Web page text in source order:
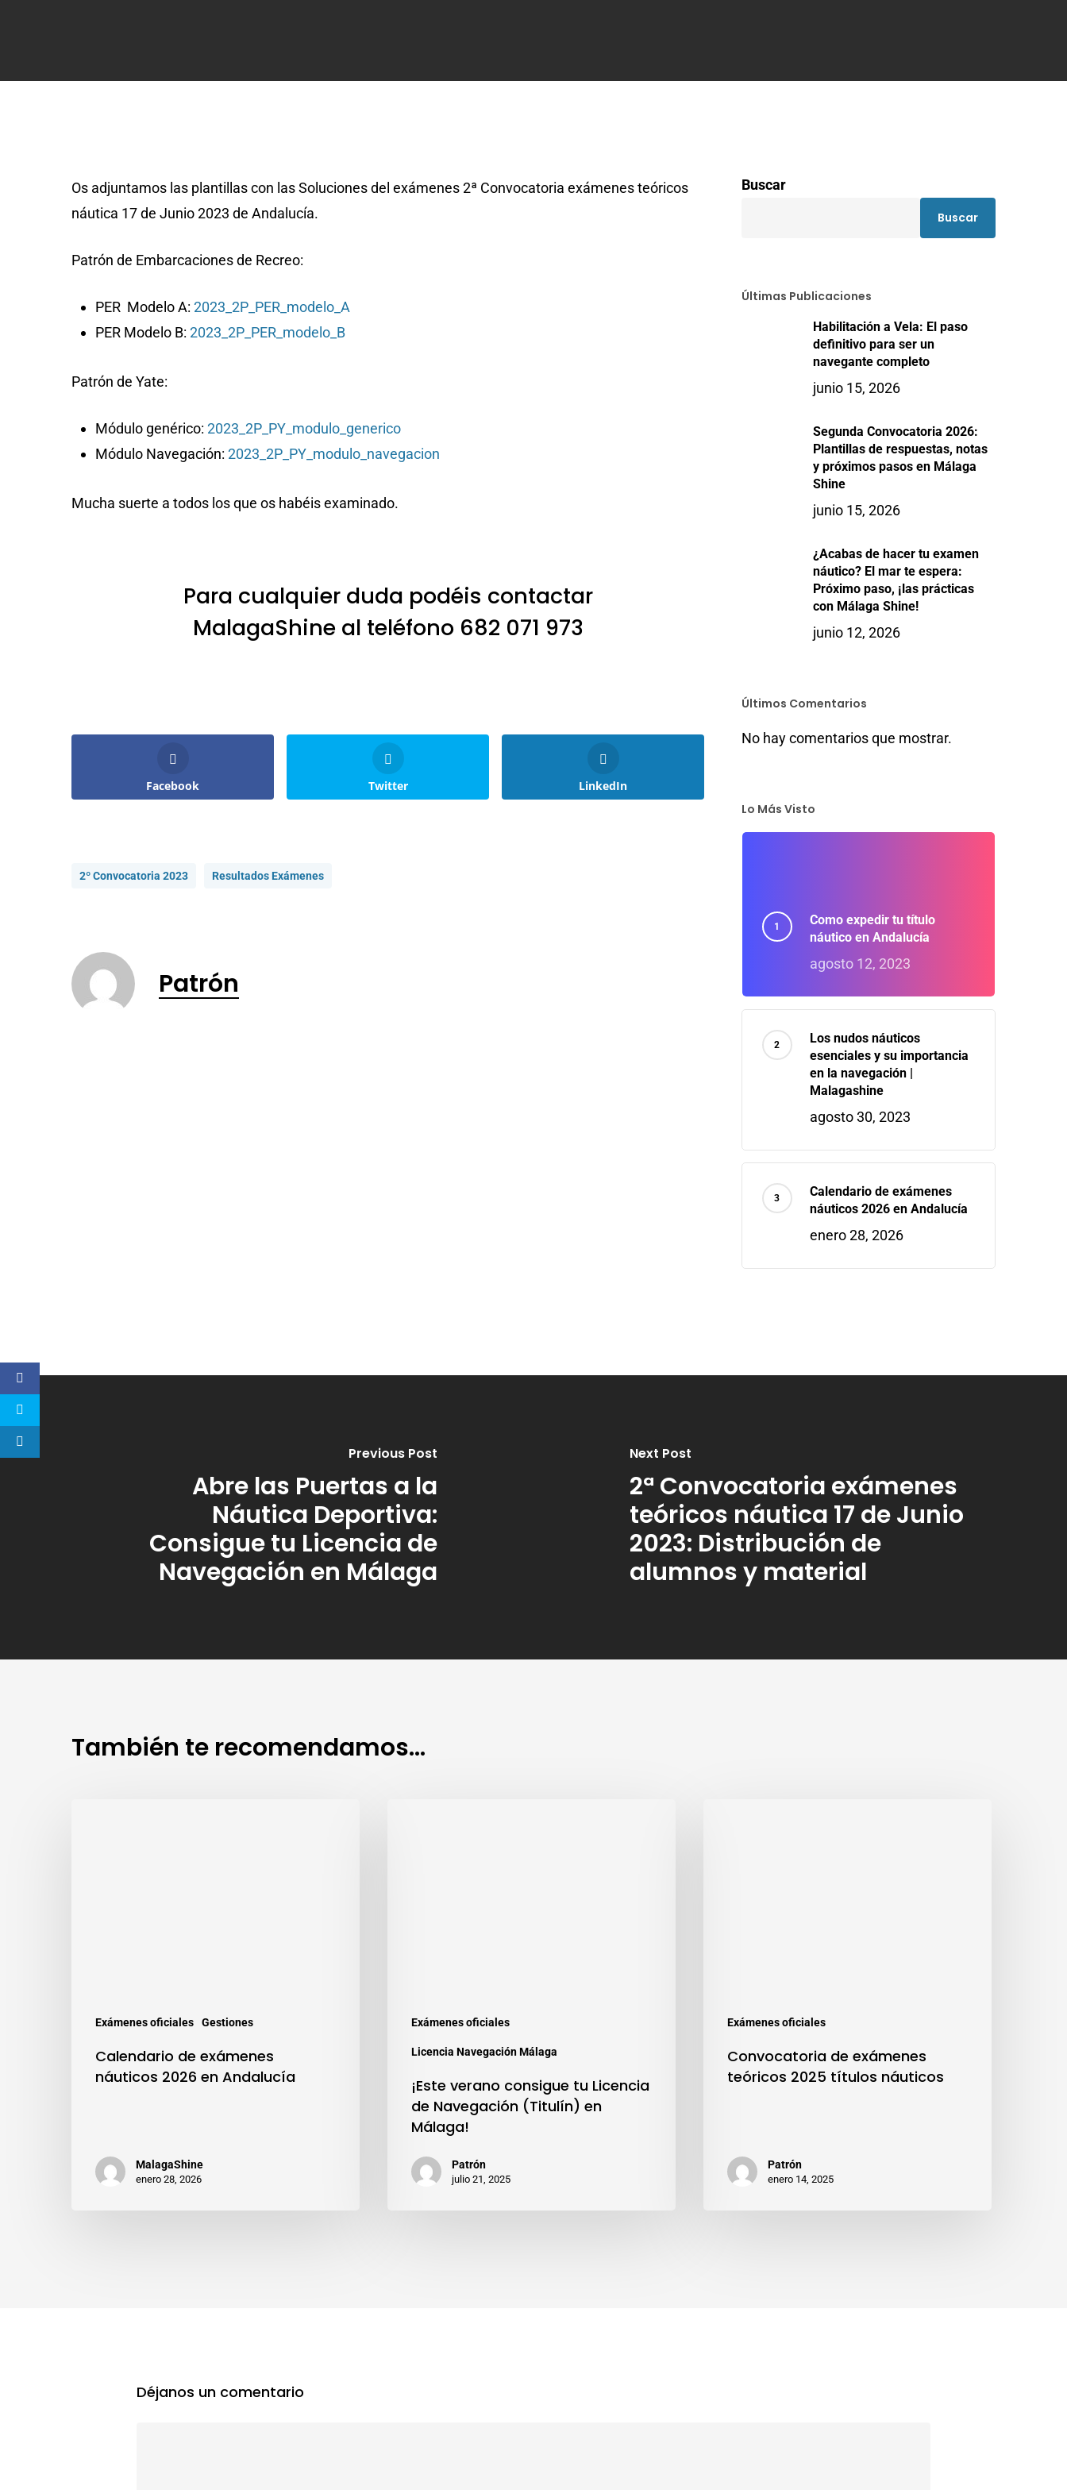
Os adjuntamos las plantillas con las Soluciones del exámenes 2ª Convocatoria exámenes teóricos
náutica 17 de Junio 2023 de Andalucía.
Patrón de Embarcaciones de Recreo:
PER Modelo A:2023_2P_PER_modelo_A
PER Modelo B:2023_2P_PER_modelo_B
Patrón de Yate:
Módulo genérico:2023_2P_PY_modulo_generico
Módulo Navegación:2023_2P_PY_modulo_navegacion
Mucha suerte a todos los que os habéis examinado.
Para cualquier duda podéis contactar
MalagaShine al teléfono 682 071 973
Facebook Twitter LinkedIn
2º Convocatoria 2023 Resultados Exámenes
Patrón
Buscar
Buscar
Últimas Publicaciones
Habilitación a Vela: El paso
definitivo para ser un
navegante completo
junio 15, 2026
Segunda Convocatoria 2026:
Plantillas de respuestas, notas
y próximos pasos en Málaga
Shine
junio 15, 2026
¿Acabas de hacer tu examen
náutico? El mar te espera:
Próximo paso, ¡las prácticas
con Málaga Shine!
junio 12, 2026
Últimos Comentarios
No hay comentarios que mostrar.
Lo Más Visto
Como expedir tu título
náutico en Andalucía
agosto 12, 2023
Los nudos náuticos
esenciales y su importancia
en la navegación |
Malagashine
agosto 30, 2023
Calendario de exámenes
náuticos 2026 en Andalucía
enero 28, 2026
Previous Post
Abre las Puertas a la
Náutica Deportiva:
Consigue tu Licencia de
Navegación en Málaga
Next Post
2ª Convocatoria exámenes
teóricos náutica 17 de Junio
2023: Distribución de
alumnos y material
También te recomendamos...
Exámenes oficiales Gestiones
Calendario de exámenes
náuticos 2026 en Andalucía
MalagaShine
enero 28, 2026
Exámenes oficiales
Licencia Navegación Málaga
¡Este verano consigue tu Licencia
de Navegación (Titulín) en
Málaga!
Patrón
julio 21, 2025
Exámenes oficiales
Convocatoria de exámenes
teóricos 2025 títulos náuticos
Patrón
enero 14, 2025
Déjanos un comentario